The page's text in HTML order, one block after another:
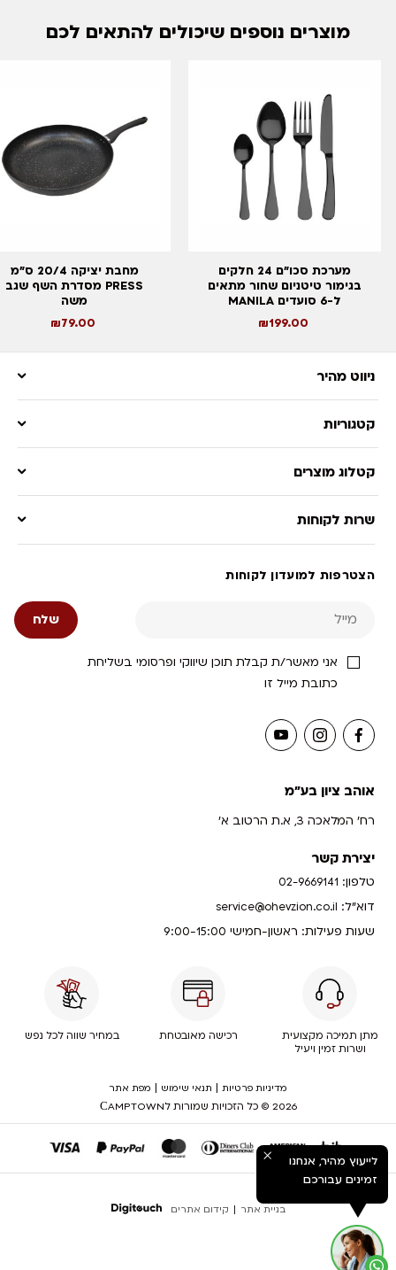
מוצרים נוספים שיכולים להתאים לכם
מערכת סכו”ם 24 חלקים
בגימור טיטניום שחור מתאים
ל-6 סועדים MANILA
199.00
₪
מחבת יציקה 20/4 ס”מ
PRESS מסדרת השף שגב
משה
79.00
₪
אוהב ציון בע"מ
רח' המלאכה 3, א.ת הרטוב א'
יצירת קשר
טלפון: 02-9669141
דוא”ל: service@ohevzion.co.il
שעות פעילות: ראשון-חמישי 9:00-15:00
ניווט מהיר
קטגוריות
קטלוג מוצרים
שרות לקוחות
הצטרפות למועדון לקוחות
אני מאשר/ת קבלת תוכן שיווקי ופרסומי בשליחת
כתובת מייל זו
מתן תמיכה מקצועית
ושרות זמין ויעיל
רכישה מאובטחת במחיר שווה לכל נפש
מדיניות פרטיות | תנאי שימוש | מפת אתר
2026 © כל הזכויות שמורות לСAMPTOWN
בניית אתר | קידום אתרים
לייעוץ מהיר, אנחנו
זמינים עבורכם